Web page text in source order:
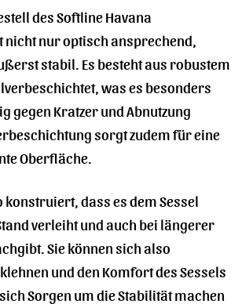
des Softline Havana
nicht nur optisch ansprechend,
stabil. Es besteht aus robustem
was es besonders
gegen Kratzer und Abnutzung
sorgt zudem für eine
Oberfläche.
konstruiert, dass es dem Sessel
verleiht und auch bei längerer
Sie können sich also
und den Komfort des Sessels
Sorgen um die Stabilität machen